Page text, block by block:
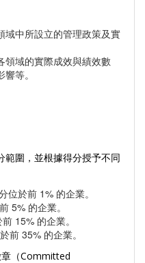
域中所設立的管理政策及實
領域的實際成效與績效數
等。
範圍，並根據得分授予不同
位於前 1% 的企業。
5% 的企業。
15% 的企業。
前 35% 的企業。
章（Committed